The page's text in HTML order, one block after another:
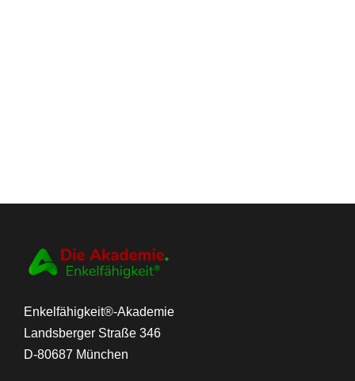
Enkelfähigkeit®-Akademie
Landsberger Straße 346
D-80687 München